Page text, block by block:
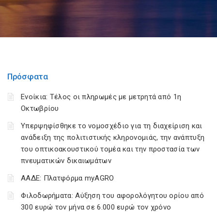
Πρόσφατα
Ενοίκια: Τέλος οι πληρωμές με μετρητά από 1η
Οκτωβρίου
Υπερψηφίσθηκε το νομοσχέδιο για τη διαχείριση και
ανάδειξη της πολιτιστικής κληρονομιάς, την ανάπτυξη
του οπτικοακουστικού τομέα και την προστασία των
πνευματικών δικαιωμάτων
ΑΑΔΕ: Πλατφόρμα myAGRO
Φιλοδωρήματα: Αύξηση του αφορολόγητου ορίου από
300 ευρώ τον μήνα σε 6.000 ευρώ τον χρόνο